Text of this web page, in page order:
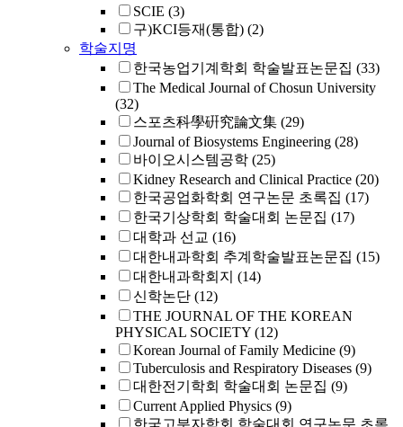
SCIE (3)
구)KCI등재(통합) (2)
학술지명
한국농업기계학회 학술발표논문집 (33)
The Medical Journal of Chosun University
(32)
스포츠科學硏究論文集 (29)
Journal of Biosystems Engineering (28)
바이오시스템공학 (25)
Kidney Research and Clinical Practice (20)
한국공업화학회 연구논문 초록집 (17)
한국기상학회 학술대회 논문집 (17)
대학과 선교 (16)
대한내과학회 추계학술발표논문집 (15)
대한내과학회지 (14)
신학논단 (12)
THE JOURNAL OF THE KOREAN
PHYSICAL SOCIETY (12)
Korean Journal of Family Medicine (9)
Tuberculosis and Respiratory Diseases (9)
대한전기학회 학술대회 논문집 (9)
Current Applied Physics (9)
한국고분자학회 학술대회 연구논문 초록